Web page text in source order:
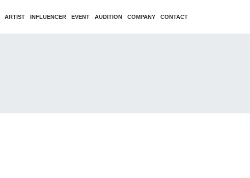
ARTIST INFLUENCER EVENT AUDITION COMPANY CONTACT